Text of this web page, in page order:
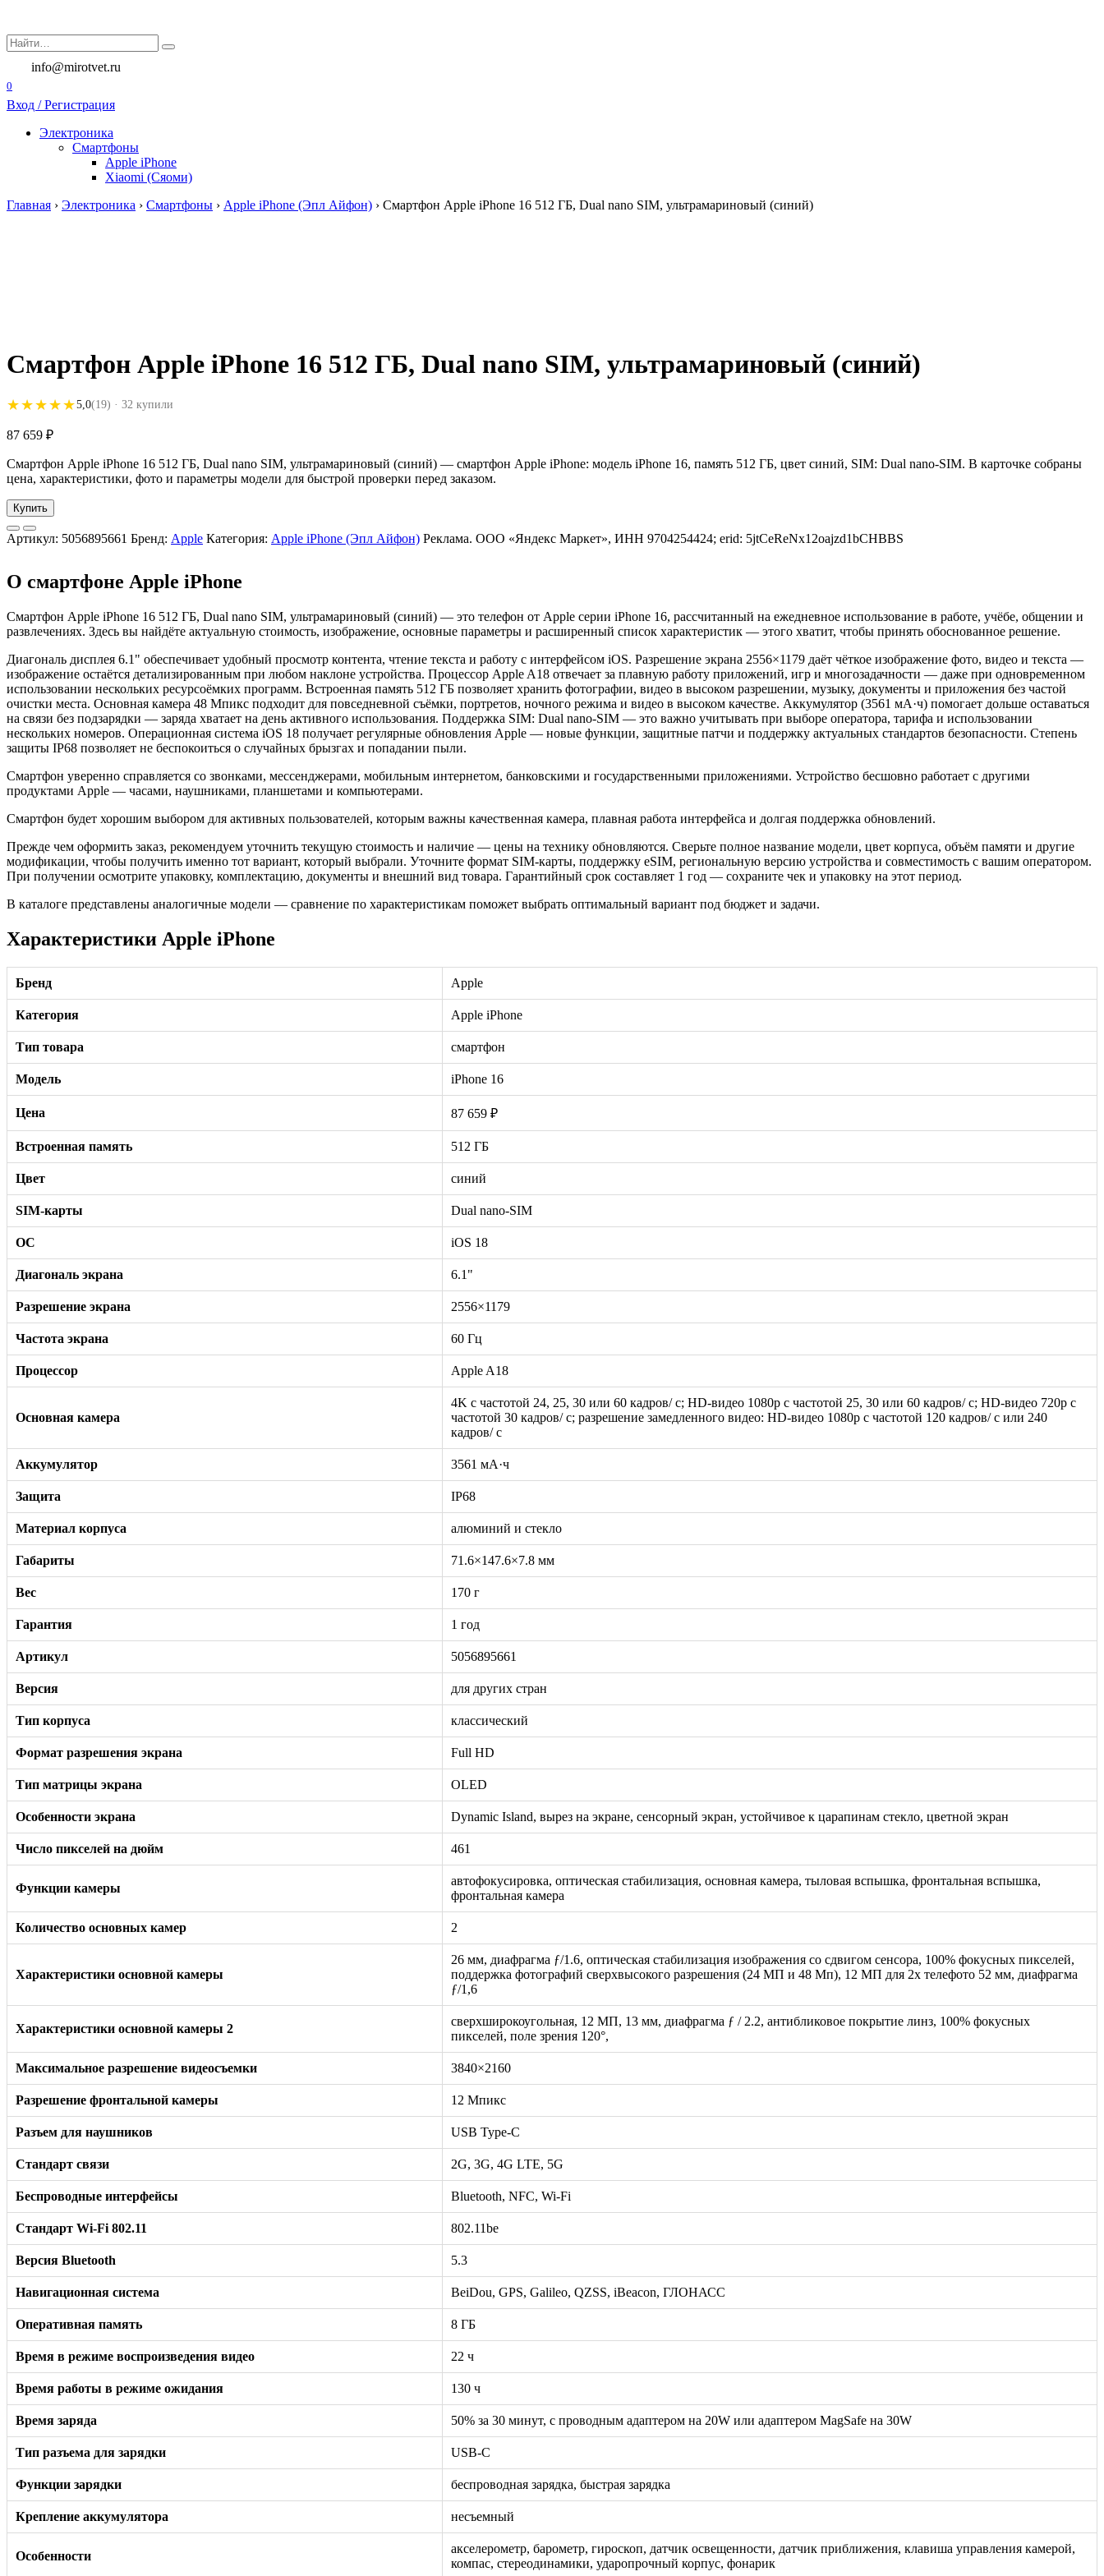
содержанию
Search
for:
info@mirotvet.ru
0
Вход / Регистрация
Электроника
Смартфоны
Apple iPhone
Xiaomi (Сяоми)
Главная › Электроника › Смартфоны › Apple iPhone (Эпл Айфон) › Смартфон Apple iPhone 16 512 ГБ, Dual nano SIM, ультрамариновый (синий)
Смартфон Apple iPhone 16 512 ГБ, Dual nano SIM, ультрамариновый (синий)
★★★★★
★★★★★5,0(19) · 32 купили
87 659 ₽
Смартфон Apple iPhone 16 512 ГБ, Dual nano SIM, ультрамариновый (синий) — смартфон Apple iPhone: модель iPhone 16, память 512 ГБ, цвет синий, SIM: Dual nano-SIM. В карточке собраны
цена, характеристики, фото и параметры модели для быстрой проверки перед заказом.
Купить
Артикул: 5056895661 Бренд: Apple Категория: Apple iPhone (Эпл Айфон) Реклама. ООО «Яндекс Маркет», ИНН 9704254424; erid: 5jtCeReNx12oajzd1bCHBBS
О смартфоне Apple iPhone
Смартфон Apple iPhone 16 512 ГБ, Dual nano SIM, ультрамариновый (синий) — это телефон от Apple серии iPhone 16, рассчитанный на ежедневное использование в работе, учёбе, общении и
развлечениях. Здесь вы найдёте актуальную стоимость, изображение, основные параметры и расширенный список характеристик — этого хватит, чтобы принять обоснованное решение.
Диагональ дисплея 6.1" обеспечивает удобный просмотр контента, чтение текста и работу с интерфейсом iOS. Разрешение экрана 2556×1179 даёт чёткое изображение фото, видео и текста —
изображение остаётся детализированным при любом наклоне устройства. Процессор Apple A18 отвечает за плавную работу приложений, игр и многозадачности — даже при одновременном
использовании нескольких ресурсоёмких программ. Встроенная память 512 ГБ позволяет хранить фотографии, видео в высоком разрешении, музыку, документы и приложения без частой
очистки места. Основная камера 48 Мпикс подходит для повседневной съёмки, портретов, ночного режима и видео в высоком качестве. Аккумулятор (3561 мА·ч) помогает дольше оставаться
на связи без подзарядки — заряда хватает на день активного использования. Поддержка SIM: Dual nano-SIM — это важно учитывать при выборе оператора, тарифа и использовании
нескольких номеров. Операционная система iOS 18 получает регулярные обновления Apple — новые функции, защитные патчи и поддержку актуальных стандартов безопасности. Степень
защиты IP68 позволяет не беспокоиться о случайных брызгах и попадании пыли.
Смартфон уверенно справляется со звонками, мессенджерами, мобильным интернетом, банковскими и государственными приложениями. Устройство бесшовно работает с другими
продуктами Apple — часами, наушниками, планшетами и компьютерами.
Смартфон будет хорошим выбором для активных пользователей, которым важны качественная камера, плавная работа интерфейса и долгая поддержка обновлений.
Прежде чем оформить заказ, рекомендуем уточнить текущую стоимость и наличие — цены на технику обновляются. Сверьте полное название модели, цвет корпуса, объём памяти и другие
модификации, чтобы получить именно тот вариант, который выбрали. Уточните формат SIM-карты, поддержку eSIM, региональную версию устройства и совместимость с вашим оператором.
При получении осмотрите упаковку, комплектацию, документы и внешний вид товара. Гарантийный срок составляет 1 год — сохраните чек и упаковку на этот период.
В каталоге представлены аналогичные модели — сравнение по характеристикам поможет выбрать оптимальный вариант под бюджет и задачи.
Характеристики Apple iPhone
Бренд Apple
Категория Apple iPhone
Тип товара смартфон
Модель iPhone 16
Цена 87 659 ₽
Встроенная память 512 ГБ
Цвет синий
SIM-карты Dual nano-SIM
ОС iOS 18
Диагональ экрана 6.1"
Разрешение экрана 2556×1179
Частота экрана 60 Гц
Процессор Apple A18
Основная камера
4K с частотой 24, 25, 30 или 60 кадров/ с; HD-видео 1080p с частотой 25, 30 или 60 кадров/ с; HD-видео 720p с
частотой 30 кадров/ с; разрешение замедленного видео: HD-видео 1080р c частотой 120 кадров/ с или 240
кадров/ с
Аккумулятор 3561 мА·ч
Защита IP68
Материал корпуса алюминий и стекло
Габариты 71.6×147.6×7.8 мм
Вес 170 г
Гарантия 1 год
Артикул 5056895661
Версия для других стран
Тип корпуса классический
Формат разрешения экрана Full HD
Тип матрицы экрана OLED
Особенности экрана Dynamic Island, вырез на экране, сенсорный экран, устойчивое к царапинам стекло, цветной экран
Число пикселей на дюйм 461
Функции камеры
автофокусировка, оптическая стабилизация, основная камера, тыловая вспышка, фронтальная вспышка,
фронтальная камера
Количество основных камер 2
Характеристики основной камеры
26 мм, диафрагма ƒ/1.6, оптическая стабилизация изображения со сдвигом сенсора, 100% фокусных пикселей,
поддержка фотографий сверхвысокого разрешения (24 МП и 48 Мп), 12 МП для 2x телефото 52 мм, диафрагма
ƒ/1,6
Характеристики основной камеры 2
сверхширокоугольная, 12 МП, 13 мм, диафрагма ƒ / 2.2, антибликовое покрытие линз, 100% фокусных
пикселей, поле зрения 120°,
Максимальное разрешение видеосъемки 3840×2160
Разрешение фронтальной камеры 12 Мпикс
Разъем для наушников USB Type-C
Стандарт связи 2G, 3G, 4G LTE, 5G
Беспроводные интерфейсы Bluetooth, NFC, Wi-Fi
Стандарт Wi-Fi 802.11 802.11be
Версия Bluetooth 5.3
Навигационная система BeiDou, GPS, Galileo, QZSS, iBeacon, ГЛОНАСС
Оперативная память 8 ГБ
Время в режиме воспроизведения видео 22 ч
Время работы в режиме ожидания 130 ч
Время заряда 50% за 30 минут, с проводным адаптером на 20W или адаптером MagSafe на 30W
Тип разъема для зарядки USB-C
Функции зарядки беспроводная зарядка, быстрая зарядка
Крепление аккумулятора несъемный
Особенности
акселерометр, барометр, гироскоп, датчик освещенности, датчик приближения, клавиша управления камерой,
компас, стереодинамики, ударопрочный корпус, фонарик